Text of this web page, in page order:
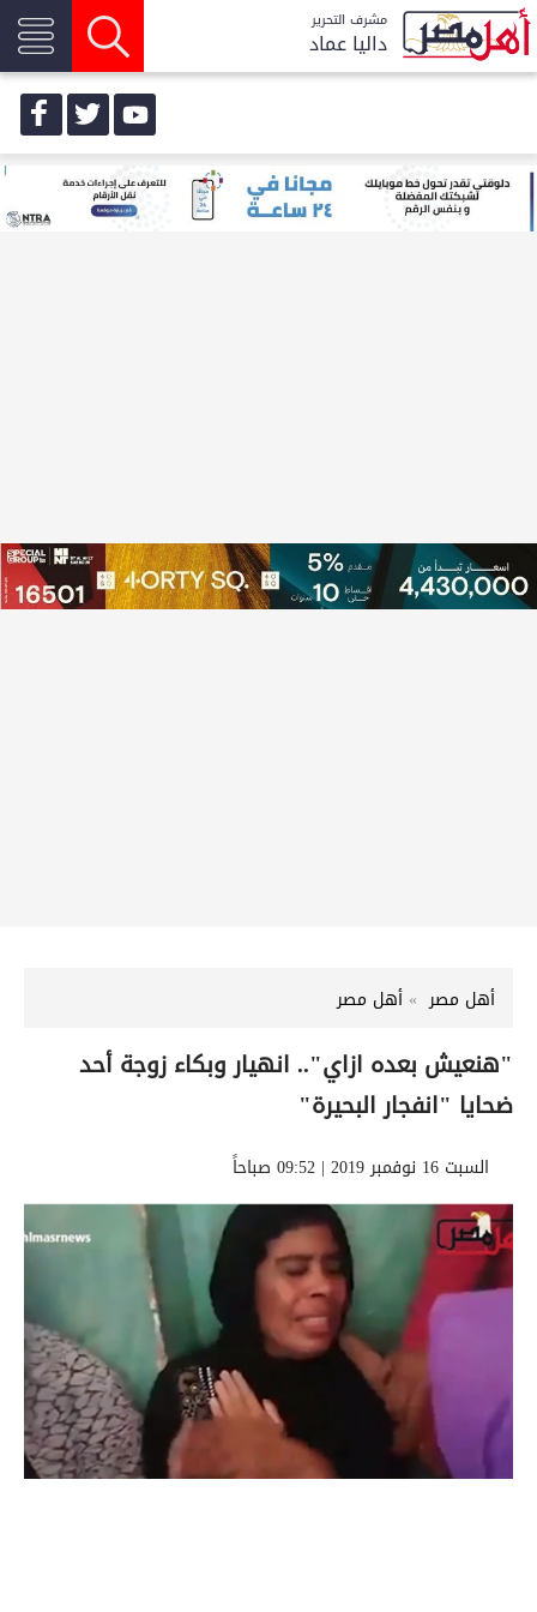
مشرف التحرير
داليا عماد
أهل مصر أهل مصر
"هنعيش بعده ازاي".. انهيار وبكاء زوجة أحد
ضحايا "انفجار البحيرة"
السبت 16 نوفمبر 2019 | 09:52 صباحاً